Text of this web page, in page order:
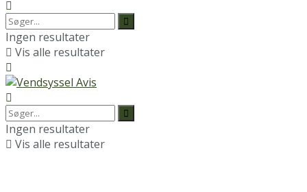
Ingen resultater
Vis alle resultater
Ingen resultater
Vis alle resultater